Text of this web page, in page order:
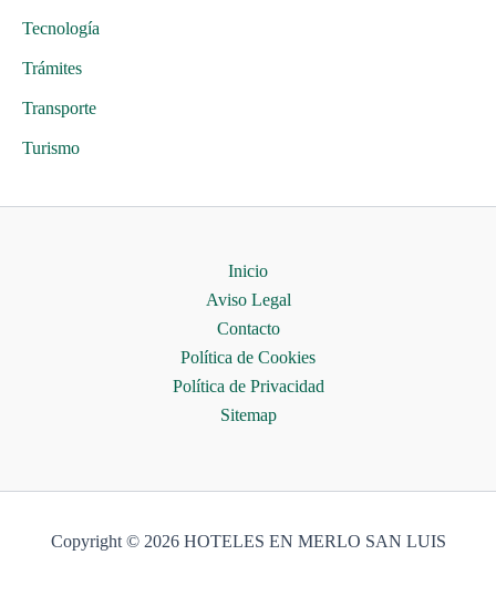
Tecnología
Trámites
Transporte
Turismo
Inicio
Aviso Legal
Contacto
Política de Cookies
Política de Privacidad
Sitemap
Copyright © 2026 HOTELES EN MERLO SAN LUIS